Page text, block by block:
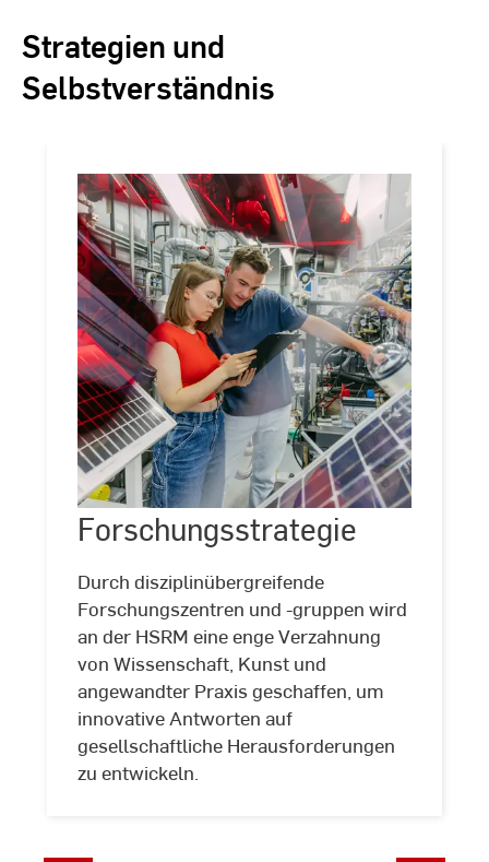
Strategien und
Selbstverständnis
©
Studio
Steve
Forschungsstrategie
Durch disziplinübergreifende
Forschungszentren und -gruppen wird
an der HSRM eine enge Verzahnung
von Wissenschaft, Kunst und
angewandter Praxis geschaffen, um
innovative Antworten auf
gesellschaftliche Herausforderungen
zu entwickeln.
Forschungsstrategie